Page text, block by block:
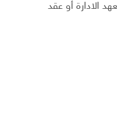
الادارة أو عقد